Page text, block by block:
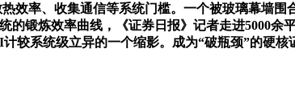
效率、收集通信等系统门槛。一个被玻璃幕墙
的锻炼效率曲线，《证券日报》记者走进5000
系统级立异的一个缩影。成为“破瓶颈”的硬核